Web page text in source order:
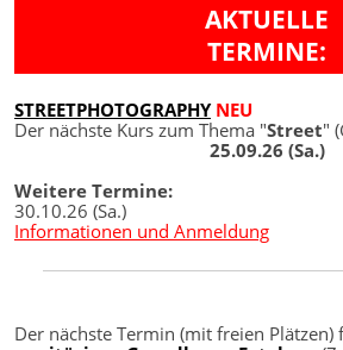
AKTUELLE
TERMINE:
STREETPHOTOGRAPHY NEU
Der nächste Kurs zum Thema "Street"
25.09.26 (Sa.)
Weitere Termine:
30.10.26 (Sa.)
Informationen und Anmeldung
Der nächste Termin (mit freien Plätzen)